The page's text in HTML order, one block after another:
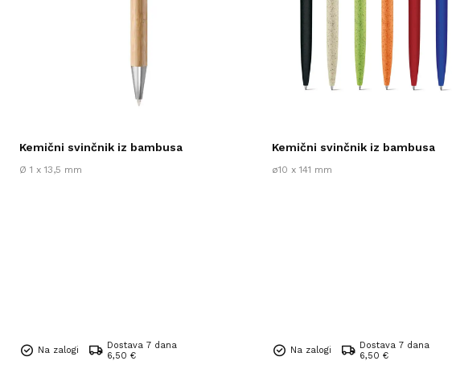
Kemični svinčnik iz bambusa
Ø 1 x 13,5 mm
Na zalogi
Dostava 7 dana
6,50 €
Kemični svinčnik iz bambusa
ø10 x 141 mm
Na zalogi
Dostava 7 dana
6,50 €